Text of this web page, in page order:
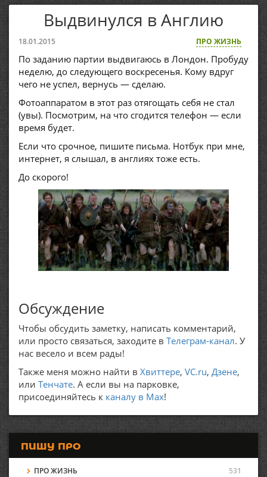
Выдвинулся в Англию
18.01.2015 ПРО ЖИЗНЬ
По заданию партии выдвигаюсь в Лондон. Пробуду
неделю, до следующего воскресенья. Кому вдруг
чего не успел, вернусь — сделаю.
Фотоаппаратом в этот раз отягощать себя не стал
(увы). Посмотрим, на что сгодится телефон — если
время будет.
Если что срочное, пишите письма. Нотбук при мне,
интернет, я слышал, в англиях тоже есть.
До скорого!
Обсуждение
Чтобы обсудить заметку, написать комментарий,
или просто связаться, заходите в Телеграм-канал. У
нас весело и всем рады!
Также меня можно найти в Хвиттере, VC.ru, Дзене,
или Тенчате. А если вы на парковке,
присоединяйтесь к каналу в Max!
ПИШУ ПРО
ПРО ЖИЗНЬ 531